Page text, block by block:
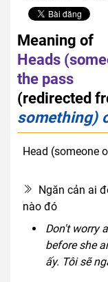
Meaning of
Heads
the pass
(redirected
something)
Head (someone
Ngăn cản ai
nào đó
Don't worry
before she
ấy. Tôi sẽ